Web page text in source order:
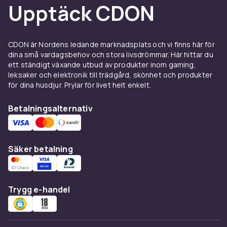
Datorn blir inte bara bättre med starkare grafik
– det är helheten som räknas. Här hittar du
som USB-hubbar och inmatningsenheter.
Perfekt när du vill snabba upp systemet, få
mer utrymme eller koppla in fler enheter
samtidigt. En liten uppgradering kan göra stor
skillnad i hur datorn känns att använda.
Specialdelar för dig som
reparerar, anpassar eller
bygger eget
Behöver du ett nytt I/O-kort, backplate,
chassi eller komponenter till en bärbar dator?
CDON samlar även de mer nischade delarna
som kan vara svåra att hitta – oavsett om du
Upptäck CDON
CDON är Nordens ledande marknadsplats och vi finns här för
dina små vardagsbehov och stora livsdrömmar. Här hittar du
ett ständigt växande utbud av produkter inom gaming,
leksaker och elektronik till trädgård, skönhet och produkter
för dina husdjur. Prylar för livet helt enkelt.
Betalningsalternativ
Säker betalning
Trygg e-handel